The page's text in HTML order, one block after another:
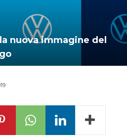
nuova immagine del